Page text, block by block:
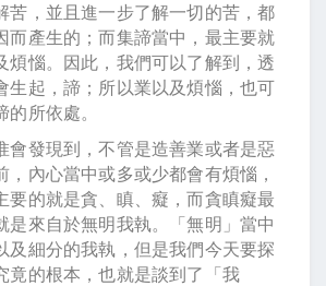
苦，並且進一步了解一切的苦，都
而產生的；而集諦當中，最主要就
煩惱。因此，我們可以了解到，透
生起，諦；所以業以及煩惱，也可
所依處。
會發現到，不管是造善業或者是惡
，內心當中或多或少都會有煩惱，
要的就是貪、瞋、癡，而貪瞋癡最
是來自於無明我執。「無明」當中
及細分的我執，但是我們今天要探
竟的根本，也就是談到了「我